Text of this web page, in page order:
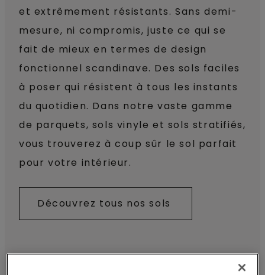
et extrêmement résistants. Sans demi-
mesure, ni compromis, juste ce qui se
fait de mieux en termes de design
fonctionnel scandinave. Des sols faciles
à poser qui résistent à tous les instants
du quotidien. Dans notre vaste gamme
de parquets, sols vinyle et sols stratifiés,
vous trouverez à coup sûr le sol parfait
pour votre intérieur.
Découvrez tous nos sols